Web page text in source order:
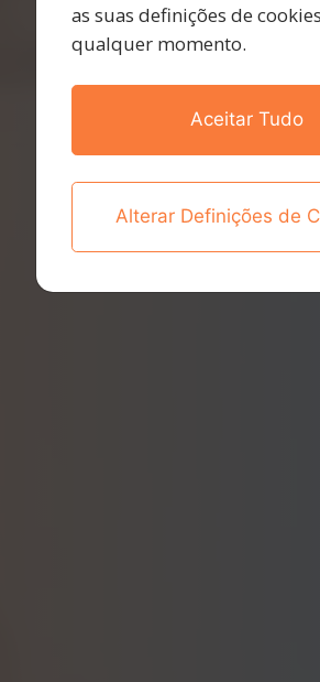
Soluções
O nosso objetivo é superar as
as suas definições de
qualquer momento.
Alterar Definições de
Aceitar Tudo